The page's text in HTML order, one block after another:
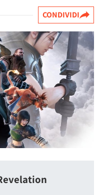
CONDIVIDI